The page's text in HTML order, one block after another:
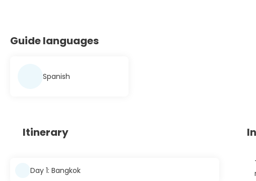
Guide languages
Spanish
Itinerary
Day 1: Bangkok